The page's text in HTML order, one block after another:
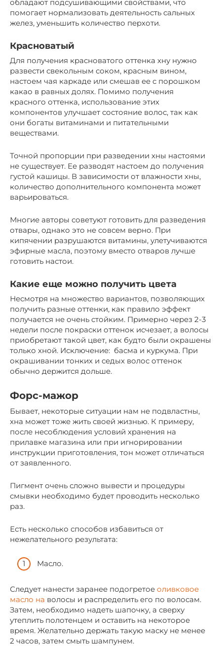
обладают подсушивающими свойствами, что
помогает нормализовать деятельность сальных
желез, уменьшить количество перхоти.
Красноватый
Для получения красноватого оттенка хну нужно
развести свекольным соком, красным вином,
настоем чая каркаде или смешав ее с порошком
какао в равных долях. Помимо получения
красного оттенка, использование этих
компонентов улучшает состояние волос, так как
они богаты витаминами и питательными
веществами.
Точной пропорции при разведении хны настоями
не существует. Ее разводят настоем до получения
густой кашицы. В зависимости от влажности хны,
количество дополнительного компонента может
варьироваться.
Многие авторы советуют готовить для разведения
отвары, однако это не совсем верно. При
кипячении разрушаются витамины, улетучиваются
эфирные масла, поэтому вместо отваров лучше
готовить настои.
Какие еще можно получить цвета
Несмотря на множество вариантов, позволяющих
получить разные оттенки, как правило эффект
получается не очень стойким. Примерно через 2-3
недели после покраски оттенок исчезает, а волосы
приобретают такой цвет, как будто были окрашены
только хной. Исключение: басма и куркума. При
окрашивании тонких и седых волос оттенок
обычно держится дольше.
Форс-мажор
Бывает, некоторые ситуации нам не подвластны,
хна может тоже жить своей жизнью. К примеру,
после несоблюдения условий хранения на
прилавке магазина или при игнорировании
инструкции приготовления, тон может отличаться
от заявленного.
Пигмент очень сложно вывести и процедуры
смывки необходимо будет проводить несколько
раз.
Есть несколько способов избавиться от
нежелательного результата:
Масло.
Следует нанести заранее подогретое оливковое
масло на волосы и распределить его по волосам.
Затем, необходимо надеть шапочку, а сверху
утеплить полотенцем и оставить на некоторое
время. Желательно держать такую маску не менее
2 часов, затем смыть шампунем.